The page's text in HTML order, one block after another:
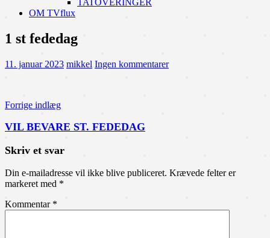
TATOVERINGER
OM TVflux
1 st fededag
11. januar 2023 mikkel Ingen kommentarer
Indlægsnavigation
Forrige indlæg
VIL BEVARE ST. FEDEDAG
Skriv et svar
Din e-mailadresse vil ikke blive publiceret. Krævede felter er
markeret med *
Kommentar *